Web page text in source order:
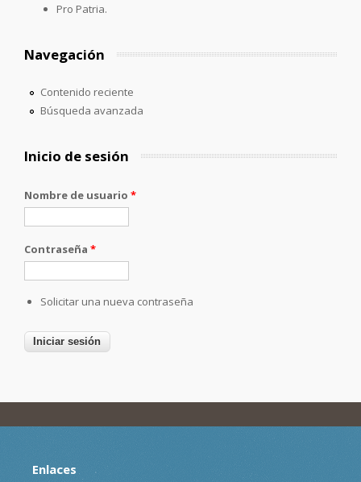
Pro Patria.
Navegación
Contenido reciente
Búsqueda avanzada
Inicio de sesión
Nombre de usuario *
Contraseña *
Solicitar una nueva contraseña
Enlaces